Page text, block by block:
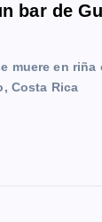
bar de
muere en riña
Costa Rica